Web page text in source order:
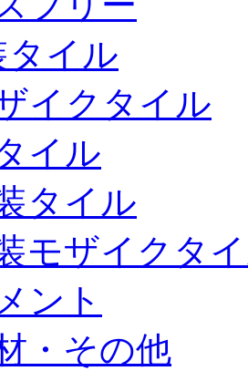
タイル
イクタイル
イル
タイル
モザイクタ
ント
・その他